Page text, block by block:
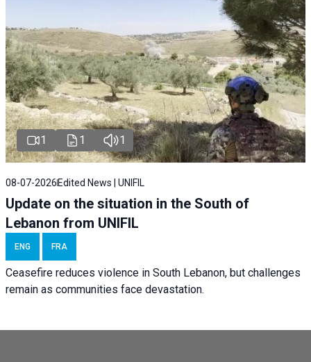
1 1 1
08-07-2026 Edited News | UNIFIL
Update on the situation in the South of
Lebanon from UNIFIL
ENG FRA
Ceasefire reduces violence in South Lebanon, but challenges
remain as communities face devastation.